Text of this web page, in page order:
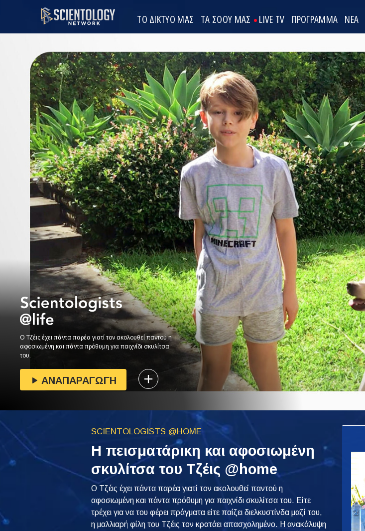
ΤΟ ΔΙΚΤΥΟ ΜΑΣ ΤΑ ΣΟΟΥ ΜΑΣ LIVE TV ΠΡΟΓΡΑΜΜΑ ΝΕΑ
Ο Τζέις έχει πάντα παρέα γιατί τον ακολουθεί παντού η
αφοσιωμένη και πάντα πρόθυμη για παιχνίδι σκυλίτσα
του.
ΑΝΑΠΑΡΑΓΩΓΗ
SCIENTOLOGISTS @HOME
Η πεισματάρικη και αφοσιωμένη
σκυλίτσα του Τζέις @home
Ο Τζέις έχει πάντα παρέα γιατί τον ακολουθεί παντού η
αφοσιωμένη και πάντα πρόθυμη για παιχνίδι σκυλίτσα του. Είτε
τρέχει για να του φέρει πράγματα είτε παίζει διελκυστίνδα μαζί του,
η μαλλιαρή φίλη του Τζέις τον κρατάει απασχολημένο. Η ανακάλυψη